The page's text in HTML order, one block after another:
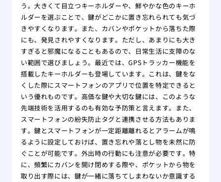
う。大きくて目立つキーホルダーや、鮮やかな色のキーホ
ルダーを選ぶことで、鍵がどこかに置き忘れられても気づ
きやすくなります。また、カバンやポケットから落ちた際
にも、発見されやすくなります。ただし、あまりにも大き
すぎると邪魔になることもあるので、日常生活に支障のな
い範囲で選びましょう。最近では、GPSトラッカー機能を
搭載したキーホルダーも登場しています。これは、鍵をな
くした際にスマートフォンのアプリで位置を特定できると
いう優れものです。高価な鍵や大切な鍵には、このような
先端技術を活用するのも有効な予防策と言えます。また、
スマートフォンの紛失防止タグと連携させる方法もありま
す。鍵とスマートフォンが一定距離離れるとアラームが鳴
るように設定しておけば、置き忘れや落とし物を未然に防
ぐことが可能です。外出時の行動にも注意が必要です。特
に、頻繁にカバンを開け閉めする際や、ポケットから物を
取り出す際には、鍵が一緒に落ちてしまわないか意識する